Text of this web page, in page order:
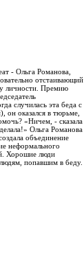
- Ольга Романова,
отстаивающий
личности. Премию
случилась эта беда с
оказался в тюрьме,
«Ничем, - сказала
Ольга Романова
объединение
неформального
Хорошие люди
попавшим в беду.